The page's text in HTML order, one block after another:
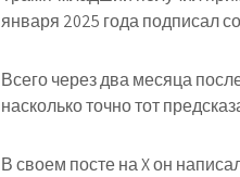
января 2025 года подписал
Всего через два месяца
насколько точно тот
В своем посте на X он